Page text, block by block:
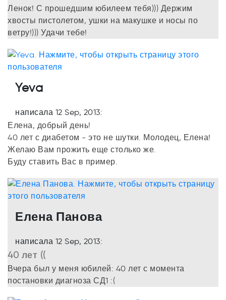
Ленок! С прошедшим юбилеем тебя))) Держим
хвосты пистолетом, ушки на макушке и носы по
ветру!))) Удачи тебе!
Yeva
написала 12 Sep, 2013:
Елена, добрый день!
40 лет с диабетом - это не шутки. Молодец, Елена!
Желаю Вам прожить еще столько же.
Буду ставить Вас в пример.
Елена Панова
написала 12 Sep, 2013:
40 лет ((
Вчера был у меня юбилей: 40 лет с момента
постановки диагноза СД1 :(